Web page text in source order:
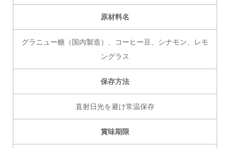
原材料名
グラニュー糖（国内製造）、コーヒー豆、シナモン、レモ
ングラス
保存方法
直射日光を避け常温保存
賞味期限